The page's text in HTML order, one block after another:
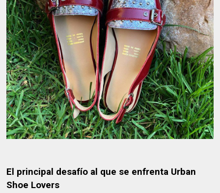
El principal desafío al que se enfrenta Urban
Shoe Lovers